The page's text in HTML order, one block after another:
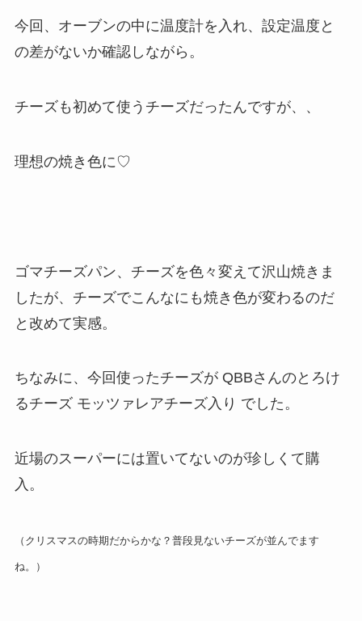
今回、オーブンの中に温度計を入れ、設定温度と
の差がないか確認しながら。
チーズも初めて使うチーズだったんですが、、
理想の焼き色に♡
ゴマチーズパン、チーズを色々変えて沢山焼きま
したが、チーズでこんなにも焼き色が変わるのだ
と改めて実感。
ちなみに、今回使ったチーズが QBBさんのとろけ
るチーズ モッツァレアチーズ入り でした。
近場のスーパーには置いてないのが珍しくて購
入。
（クリスマスの時期だからかな？普段見ないチーズが並んでます
ね。）